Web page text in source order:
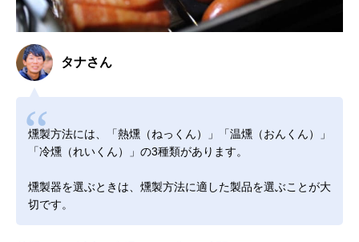
タナさん
燻製方法には、「熱燻（ねっくん）」「温燻（おんくん）」
「冷燻（れいくん）」の3種類があります。
燻製器を選ぶときは、燻製方法に適した製品を選ぶことが大
切です。